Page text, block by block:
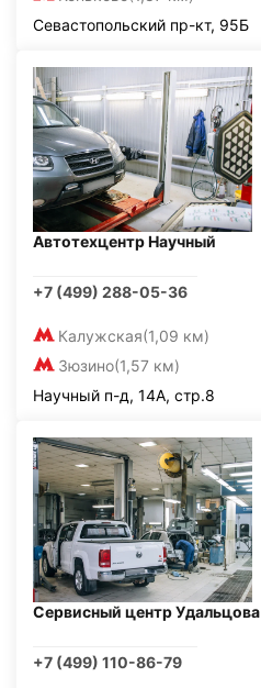
Севастопольский пр-кт, 95Б
Автотехцентр Научный
+7 (499) 288-05-36
Калужская(1,09 км)
Зюзино(1,57 км)
Научный п-д, 14А, стр.8
Сервисный центр Удальцова
+7 (499) 110-86-79